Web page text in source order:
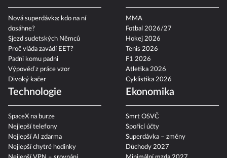
Nová superdávka: kdo na ní
dosáhne?
Sjezd sudetských Němců
Proč vláda zavádí EET?
Padni komu padni
Výpověď z práce vzor
Divoký kačer
MMA
Fotbal 2026/27
Hokej 2026
Tenis 2026
F1 2026
Atletika 2026
Cyklistika 2026
Technologie
SpaceX na burze
Nejlepší telefony
Nejlepší AI zdarma
Nejlepší chytré hodinky
Ekonomika
Smrt OSVČ
Spořicí účty
Superdávka – změny
Důchody 2027